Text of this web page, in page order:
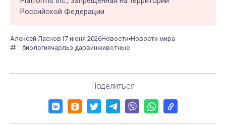
Российской Федерации.
Алексей Ласнов17 июня 2026Новости Новости мира
биологиячарльз дарвинживотные
Поделиться